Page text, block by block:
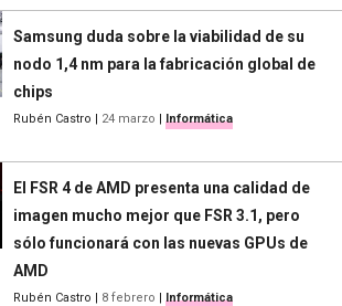
Samsung duda sobre la viabilidad de su
nodo 1,4 nm para la fabricación global de
chips
Rubén Castro | 24 marzo | Informática
El FSR 4 de AMD presenta una calidad de
imagen mucho mejor que FSR 3.1, pero
sólo funcionará con las nuevas GPUs de
AMD
Rubén Castro | 8 febrero | Informática